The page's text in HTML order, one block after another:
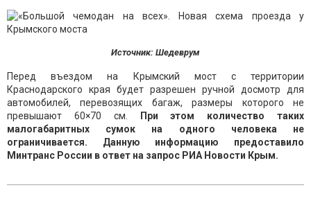
Источник: Шедеврум
Перед въездом на Крымский мост с территории
Краснодарского края будет разрешен ручной досмотр для
автомобилей, перевозящих багаж, размеры которого не
превышают 60×70 см.
При этом количество таких
малогабаритных сумок на одного человека не
ограничивается. Данную информацию предоставило
Минтранс России в ответ на запрос РИА Новости Крым.